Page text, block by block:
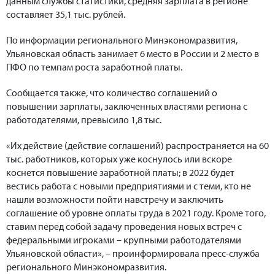
составляет 35,1 тыс. рублей.
По информации регионального Минэкономразвития,
Ульяновская область занимает 6 место в России и 2 место в
ПФО по темпам роста заработной платы.
Сообщается также, что количество соглашений о
повышении зарплаты, заключенных властями региона с
работодателями, превысило 1,8 тыс.
«Их действие (действие соглашений) распространяется на 60
тыс. работников, которых уже коснулось или вскоре
коснется повышение заработной платы; в 2022 будет
вестись работа с новыми предприятиями и с теми, кто не
нашли возможности пойти навстречу и заключить
соглашение об уровне оплаты труда в 2021 году. Кроме того,
ставим перед собой задачу проведения новых встреч с
федеральными игроками – крупными работодателями
Ульяновской области», – проинформировала пресс-служба
регионального Минэкономразвития.